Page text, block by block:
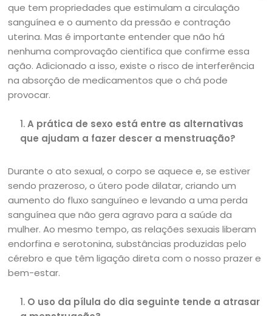
que tem propriedades que estimulam a circulação
sanguínea e o aumento da pressão e contração
uterina. Mas é importante entender que não há
nenhuma comprovação cientifica que confirme essa
ação. Adicionado a isso, existe o risco de interferência
na absorção de medicamentos que o chá pode
provocar.
A prática de sexo está entre as alternativas
que ajudam a fazer descer a menstruação?
Durante o ato sexual, o corpo se aquece e, se estiver
sendo prazeroso, o útero pode dilatar, criando um
aumento do fluxo sanguíneo e levando a uma perda
sanguínea que não gera agravo para a saúde da
mulher. Ao mesmo tempo, as relações sexuais liberam
endorfina e serotonina, substâncias produzidas pelo
cérebro e que têm ligação direta com o nosso prazer e
bem-estar.
O uso da pílula do dia seguinte tende a atrasar